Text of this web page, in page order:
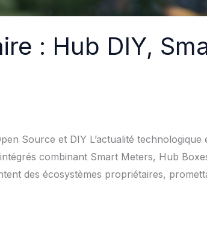
: Hub DIY,
Source et DIY L’actualité
combinant Smart Meters, Hub
des écosystèmes propriétaires,